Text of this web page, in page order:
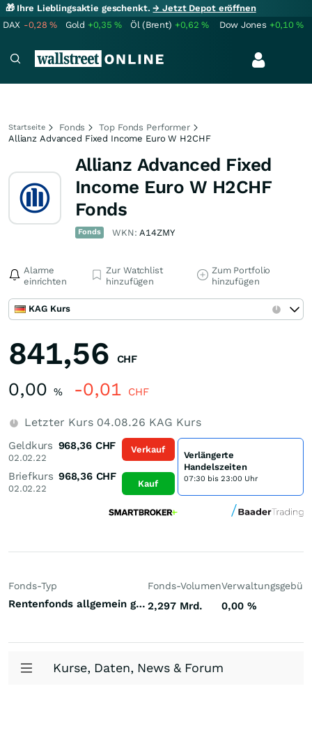
🎁 Ihre Lieblingsaktie geschenkt.→ Jetzt Depot eröffnen
DAX -0,28% Gold +0,35% Öl (Brent) +0,62% Dow Jones +0,10%
Startseite Fonds
Top Fonds Performer
Allianz Advanced Fixed Income Euro W H2CHF
Allianz Advanced Fixed
Income Euro W H2CHF
Fonds
Fonds WKN:A14ZMY
Alarme
einrichten
Zur Watchlist
hinzufügen
Zum Portfolio
hinzufügen
KAG Kurs
841,56 CHF
0,00 % -0,01 CHF
Letzter Kurs 04.08.26 KAG Kurs
Geldkurs
02.02.22
968,36 CHF
Briefkurs
02.02.22
968,36 CHF
Verkauf
Kauf
Verlängerte
Handelszeiten
07:30 bis 23:00 Uhr
Fonds-Typ
Rentenfonds allgemein gemischte Laufzeiten Euroland Euro
Fonds-Volumen
2,297 Mrd. 0,00 %
Kurse, Daten, News & Forum